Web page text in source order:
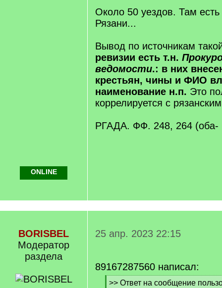
Около 50 уездов. Там
Рязани...
Вывод по источникам
ревизии есть т.н.
ведомости.: в них
крестьян, чины и ФИО
наименование н.п. Это
коррелируется с
РГАДА. ФФ. 248, 264 (оба-
ONLINE
BORISBEL
Модератор
раздела
25 апр. 2023 22:15
89167287560 написал:
[>> Ответ на сообщение